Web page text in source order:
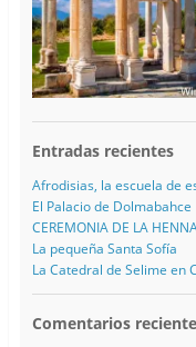
Entradas recientes
Afrodisias, la escuela de
El Palacio de Dolmabahce
CEREMONIA DE LA
La pequeña Santa Sofía
La Catedral de Selime en
Comentarios